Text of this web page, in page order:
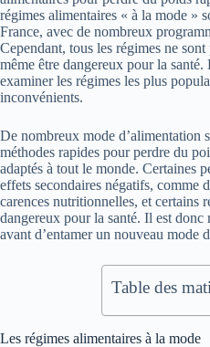
régimes alimentaires « à la mode »
France, avec de nombreux
Cependant, tous les régimes ne
même être dangereux pour la
examiner les régimes les plus
inconvénients.
De nombreux mode d’alimentation
méthodes rapides pour perdre du
adaptés à tout le monde. Certaines
effets secondaires négatifs, comme
carences nutritionnelles, et certains
dangereux pour la santé. Il est donc
avant d’entamer un nouveau mode
Table des
Les régimes alimentaires à la mode